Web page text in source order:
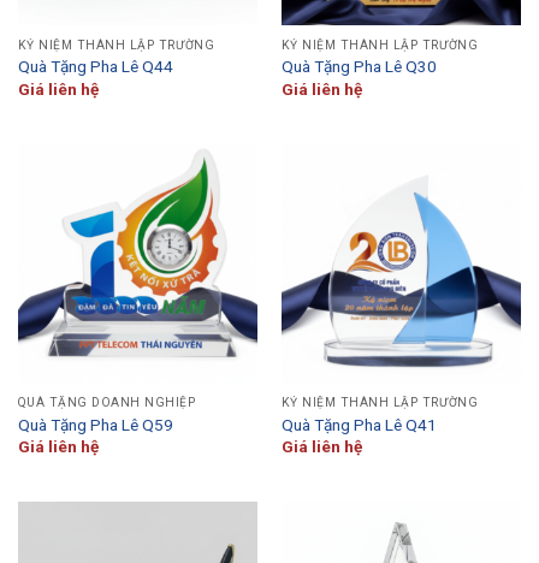
KỶ NIỆM THÀNH LẬP TRƯỜNG
Quà Tặng Pha Lê Q44
Giá liên hệ
KỶ NIỆM THÀNH LẬP TRƯỜNG
Quà Tặng Pha Lê Q30
Giá liên hệ
QUÀ TẶNG DOANH NGHIỆP
Quà Tặng Pha Lê Q59
Giá liên hệ
KỶ NIỆM THÀNH LẬP TRƯỜNG
Quà Tặng Pha Lê Q41
Giá liên hệ